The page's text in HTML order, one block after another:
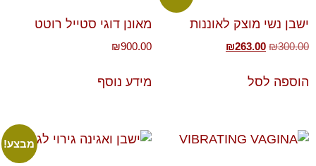
ישבן נשי מוצק לאוננות
₪300.00
₪263.00
הוספה לסל
מאונן דוגי סטייל רוטט
₪900.00
מידע נוסף
מבצע!